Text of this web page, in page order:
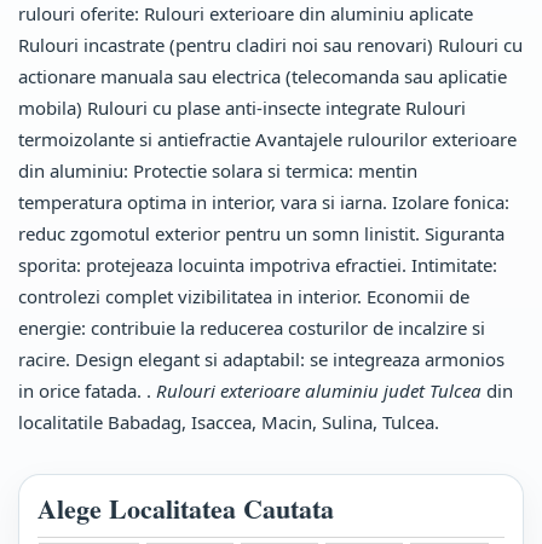
rulouri oferite: Rulouri exterioare din aluminiu aplicate
Rulouri incastrate (pentru cladiri noi sau renovari) Rulouri cu
actionare manuala sau electrica (telecomanda sau aplicatie
mobila) Rulouri cu plase anti-insecte integrate Rulouri
termoizolante si antiefractie Avantajele rulourilor exterioare
din aluminiu: Protectie solara si termica: mentin
temperatura optima in interior, vara si iarna. Izolare fonica:
reduc zgomotul exterior pentru un somn linistit. Siguranta
sporita: protejeaza locuinta impotriva efractiei. Intimitate:
controlezi complet vizibilitatea in interior. Economii de
energie: contribuie la reducerea costurilor de incalzire si
racire. Design elegant si adaptabil: se integreaza armonios
in orice fatada. . Rulouri exterioare aluminiu judet Tulcea din
localitatile Babadag, Isaccea, Macin, Sulina, Tulcea.
Alege Localitatea Cautata